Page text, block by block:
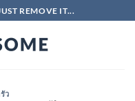
REMOVE IT...
ว